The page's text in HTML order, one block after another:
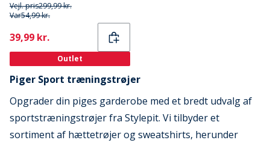
Vejl. pris299,99 kr.
Var54,99 kr.
Current
39,99 kr.
Outlet
Piger Sport træningstrøjer
Opgrader din piges garderobe med et bredt udvalg af
sportstræningstrøjer fra Stylepit. Vi tilbyder et
sortiment af hættetrøjer og sweatshirts, herunder